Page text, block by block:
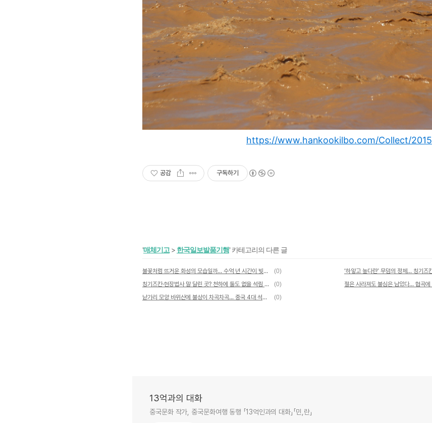
https://www.hankookilbo.com/Collect/2015
공감 구독하기
'매체기고 > 한국일보발품기행' 카테고리의 다른 글
불꽃처럼 뜨거운 화성의 모습일까… 수억 년 시간이 빚은 붉은 물결 (0)
칭기즈칸·현장법사 말 달린 곳? 천하에 둘도 없을 석림 비경
(0)
낟가리 모양 바위산에 불상이 차곡차곡... 중국 4대 석굴 맥적산
(0)
13억과의 대화
중국문화 작가, 중국문화여행 동행 「13억인과의 대화」「민,란」